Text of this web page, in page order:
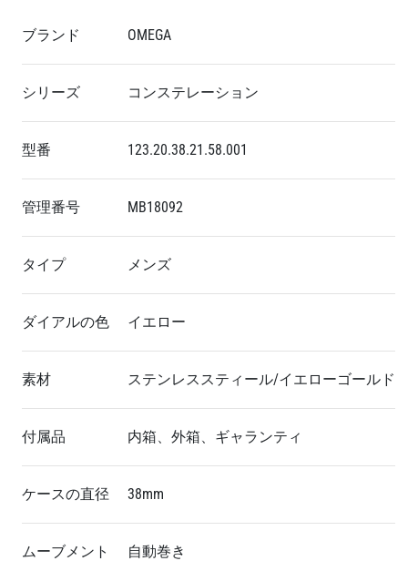
ブランド OMEGA
シリーズ コンステレーション
型番 123.20.38.21.58.001
管理番号 MB18092
タイプ メンズ
ダイアルの色 イエロー
素材 ステンレススティール/イエローゴールド
付属品 内箱、外箱、ギャランティ
ケースの直径 38mm
ムーブメント 自動巻き